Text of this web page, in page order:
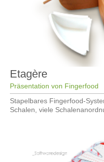
Etagère
Präsentation von Fingerfood
Stapelbares Fingerfood-
Schalen, viele